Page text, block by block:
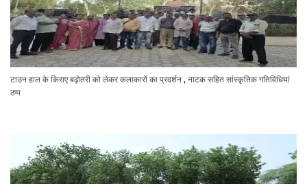
टाउन हाल के किराए बढ़ोतरी को लेकर कलाकारों का प्रदर्शन , नाटक सहित सांस्कृतिक गतिविधियां
ठप्प